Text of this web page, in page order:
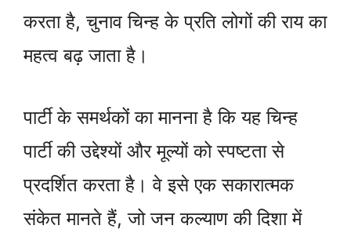
करता है, चुनाव चिन्ह के प्रति लोगों की राय का
महत्व बढ़ जाता है।
पार्टी के समर्थकों का मानना है कि यह चिन्ह
पार्टी की उद्देश्यों और मूल्यों को स्पष्टता से
प्रदर्शित करता है। वे इसे एक सकारात्मक
संकेत मानते हैं, जो जन कल्याण की दिशा में